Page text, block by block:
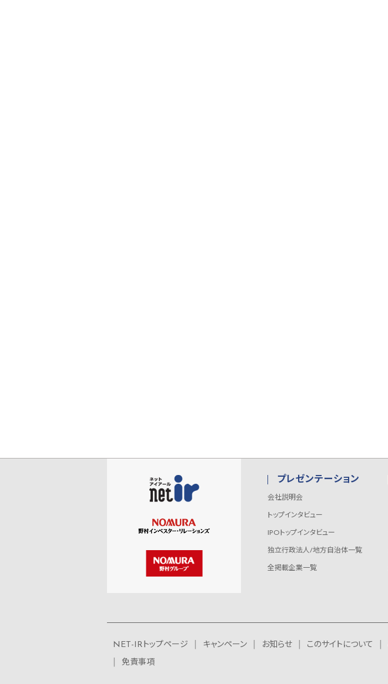
プレゼンテーション
会社説明会
トップインタビュー
IPOトップインタビュー
独立行政法人/地方自治体一覧
全掲載企業一覧
NET-IRトップページ キャンペーン お知らせ このサイトについて
免責事項